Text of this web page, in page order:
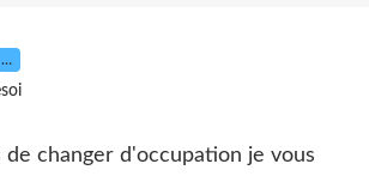
…
changer d'occupation je vous